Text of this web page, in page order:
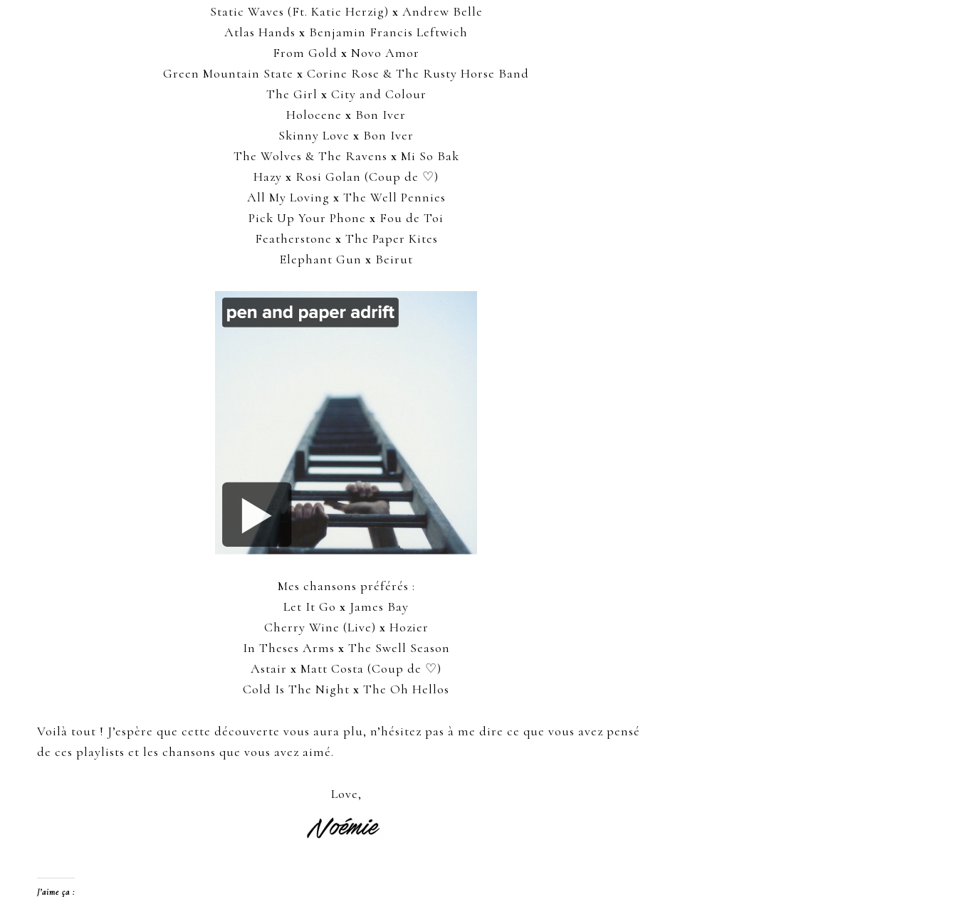
Static Waves (Ft. Katie Herzig) x Andrew Belle
Atlas Hands x Benjamin Francis Leftwich
From Gold x Novo Amor
Green Mountain State x Corine Rose & The Rusty Horse Band
The Girl x City and Colour
Holocene x Bon Iver
Skinny Love x Bon Iver
The Wolves & The Ravens x Mi So Bak
Hazy x Rosi Golan (Coup de ♡)
All My Loving x The Well Pennies
Pick Up Your Phone x Fou de Toi
Featherstone x The Paper Kites
Elephant Gun x Beirut
Mes chansons préférés :
Let It Go x James Bay
Cherry Wine (Live) x Hozier
In Theses Arms x The Swell Season
Astair x Matt Costa (Coup de ♡)
Cold Is The Night x The Oh Hellos
Voilà tout ! J’espère que cette découverte vous aura plu, n’hésitez pas à me dire ce que vous avez pensé
de ces playlists et les chansons que vous avez aimé.
Love,
J’aime ça :